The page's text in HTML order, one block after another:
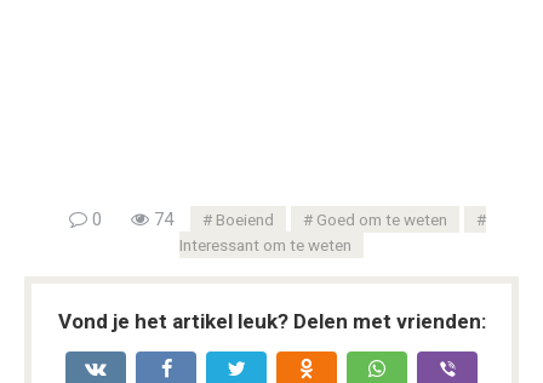
0 74 Boeiend
Goed om te weten
Interessant om te weten
Vond je het artikel leuk? Delen met vrienden: